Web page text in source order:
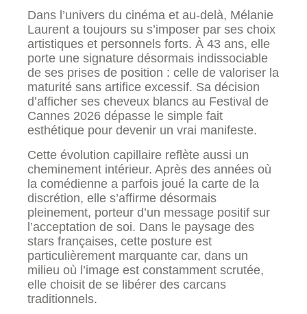
Dans l’univers du cinéma et au-delà, Mélanie
Laurent a toujours su s’imposer par ses choix
artistiques et personnels forts. À 43 ans, elle
porte une signature désormais indissociable
de ses prises de position : celle de valoriser la
maturité sans artifice excessif. Sa décision
d’afficher ses cheveux blancs au Festival de
Cannes 2026 dépasse le simple fait
esthétique pour devenir un vrai manifeste.
Cette évolution capillaire reflète aussi un
cheminement intérieur. Après des années où
la comédienne a parfois joué la carte de la
discrétion, elle s’affirme désormais
pleinement, porteur d’un message positif sur
l’acceptation de soi. Dans le paysage des
stars françaises, cette posture est
particulièrement marquante car, dans un
milieu où l’image est constamment scrutée,
elle choisit de se libérer des carcans
traditionnels.